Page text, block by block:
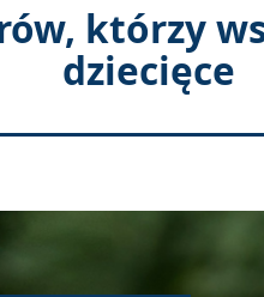
którzy
dziecięce